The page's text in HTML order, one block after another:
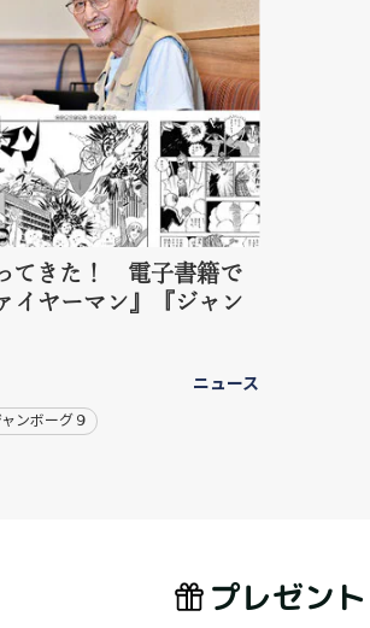
てきた！ 電子書籍で
イヤーマン』『ジャン
ニュース
ンボーグ９
プレゼント